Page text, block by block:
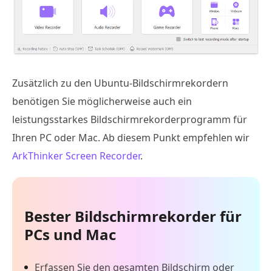
Zusätzlich zu den Ubuntu-Bildschirmrekordern
benötigen Sie möglicherweise auch ein
leistungsstarkes Bildschirmrekorderprogramm für
Ihren PC oder Mac. Ab diesem Punkt empfehlen wir
ArkThinker Screen Recorder.
Bester Bildschirmrekorder für
PCs und Mac
Erfassen Sie den gesamten Bildschirm oder